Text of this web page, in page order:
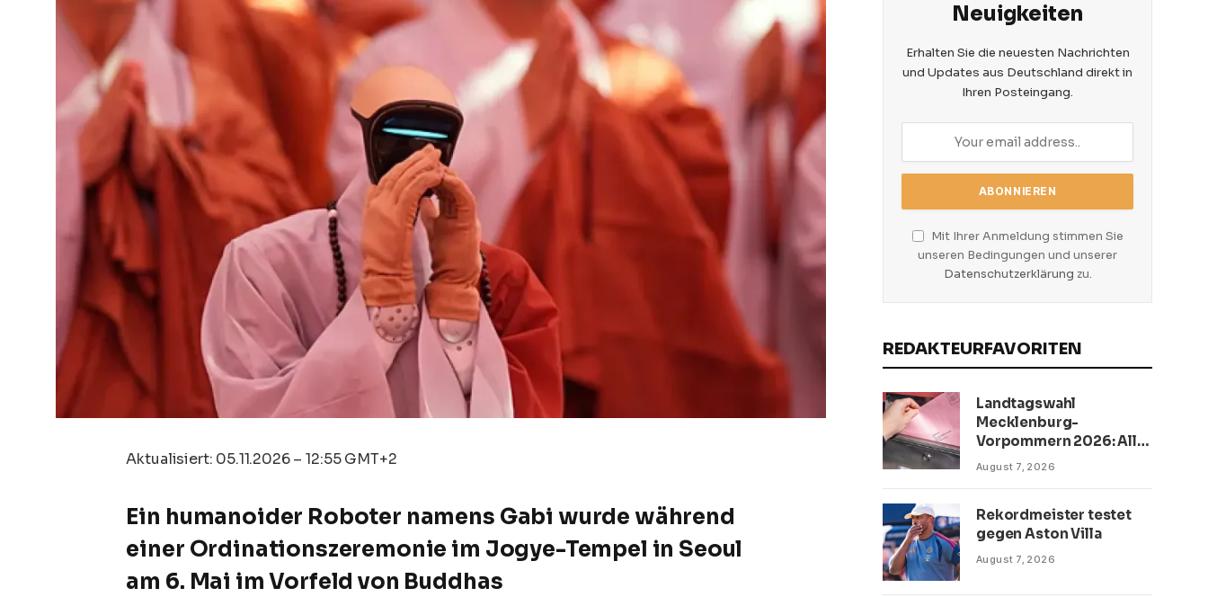
Aktualisiert: 05.11.2026 – 12:55 GMT+2
Ein humanoider Roboter namens Gabi wurde während
einer Ordinationszeremonie im Jogye-Tempel in Seoul
am 6. Mai im Vorfeld von Buddhas
Neuigkeiten
Erhalten Sie die neuesten Nachrichten
und Updates aus Deutschland direkt in
Ihren Posteingang.
Mit Ihrer Anmeldung stimmen Sie
unseren Bedingungen und unserer
Datenschutzerklärung zu.
REDAKTEURFAVORITEN
Landtagswahl
Mecklenburg-
Vorpommern 2026: Alle
Infos zur Briefwahl
August 7, 2026
Rekordmeister testet
gegen Aston Villa
August 7, 2026